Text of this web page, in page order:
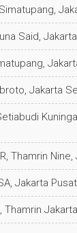
Said,
Jakarta
Thamrin
Jakarta Pusat
Thamrin